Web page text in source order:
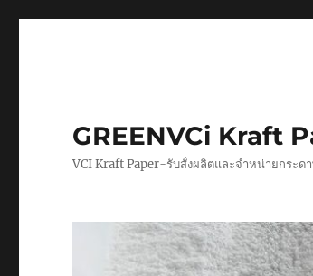
GREENVCi Kraft
VCI Kraft Paper-รับสั่งผลิตและจำหน่ายกระ